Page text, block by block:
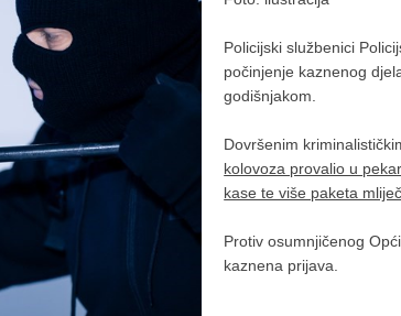
Policijski službenici
počinjenje kaznenog
godišnjakom.
Dovršenim
kolovoza provalio u
kase te više paketa
Protiv osumnjičenog
kaznena prijava.